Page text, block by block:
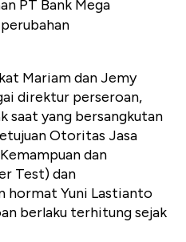
PT Bank Mega
Mariam dan Jemy
direktur perseroan,
saat yang bersangkutan
Otoritas Jasa
dan
Test) dan
hormat Yuni Lastianto
berlaku terhitung sejak